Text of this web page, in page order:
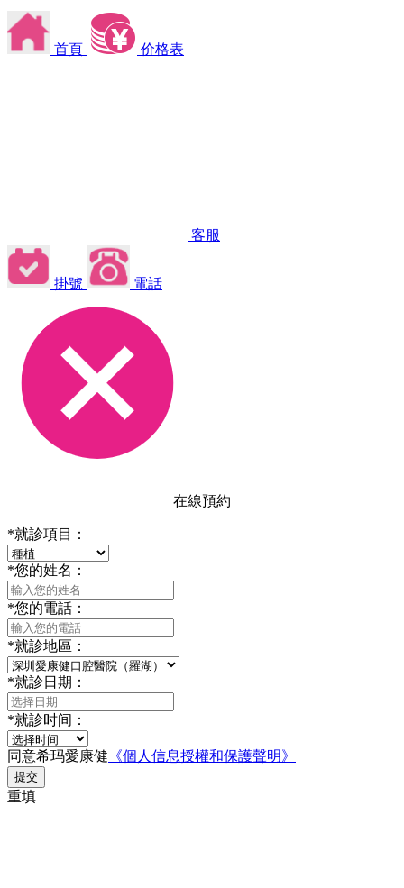
首頁 价格表
客服
掛號 電話
在線預約
*就診項目：
*您的姓名：
*您的電話：
*就診地區：
*就診日期：
*就診时间：
同意希玛愛康健 《個人信息授權和保護聲明》
提交
重填